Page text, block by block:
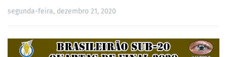
segunda-feira, dezembro 21, 2020